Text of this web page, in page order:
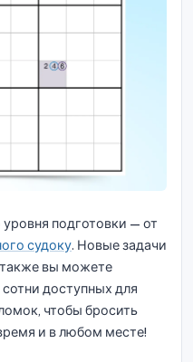
подготовки — от
судоку. Новые задачи
вы можете
доступных для
чтобы бросить
и в любом месте!